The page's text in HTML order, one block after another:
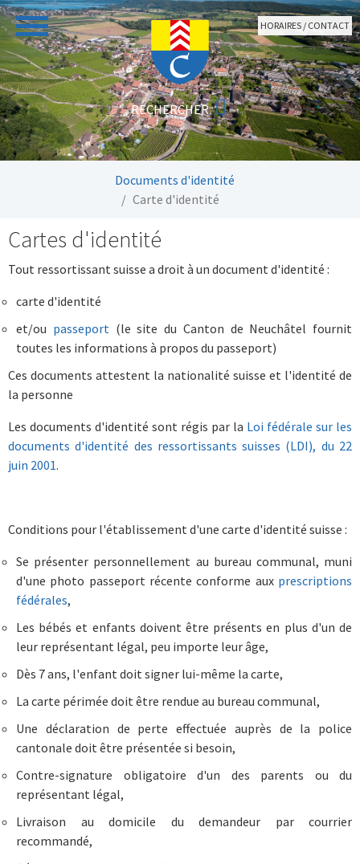
Aller au contenu principal
HORAIRES / CONTACT
Documents d'identité
Carte d'identité
Cartes d'identité
Tout ressortissant suisse a droit à un document d'identité :
carte d'identité
et/ou passeport (le site du Canton de Neuchâtel fournit
toutes les informations à propos du passeport)
Ces documents attestent la nationalité suisse et l'identité de
la personne
Les documents d'identité sont régis par la Loi fédérale sur les
documents d'identité des ressortissants suisses (LDI), du 22
juin 2001.
Conditions pour l'établissement d'une carte d'identité suisse :
Se présenter personnellement au bureau communal, muni
d'une photo passeport récente conforme aux prescriptions
fédérales,
Les bébés et enfants doivent être présents en plus d'un de
leur représentant légal, peu importe leur âge,
Dès 7 ans, l'enfant doit signer lui-même la carte,
La carte périmée doit être rendue au bureau communal,
Une déclaration de perte effectuée auprès de la police
cantonale doit être présentée si besoin,
Contre-signature obligatoire d'un des parents ou du
représentant légal,
Livraison au domicile du demandeur par courrier
recommandé,